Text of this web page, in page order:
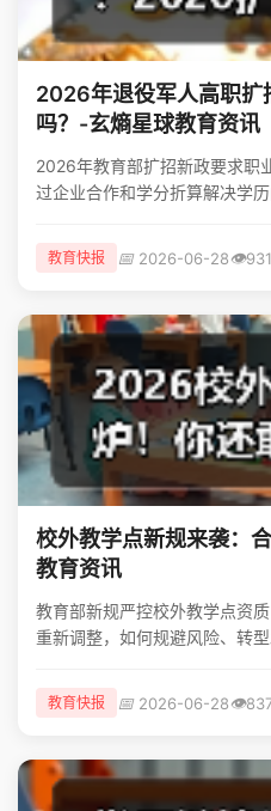
2026年退役军人高职扩
吗？-玄熵星球教育资讯
2026年教育部扩招新政要求职
过企业合作和学分折算解决学
教育快报 📅2026-06-28👁️
校外教学点新规来袭：
教育资讯
教育部新规严控校外教学点资
重新调整，如何规避风险、转
教育快报 📅2026-06-28👁️